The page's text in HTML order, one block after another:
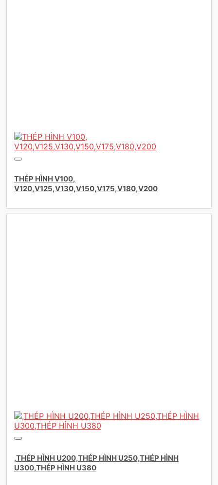
THÉP HÌNH V100,
V120,V125,V130,V150,V175,V180,V200
,THÉP HÌNH U200,THÉP HÌNH U250,THÉP HÌNH
U300,THÉP HÌNH U380